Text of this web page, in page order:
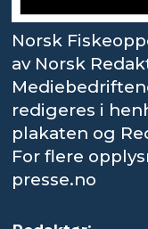
Norsk
av Norsk
redigeres i
plakaten og
For flere
presse.no